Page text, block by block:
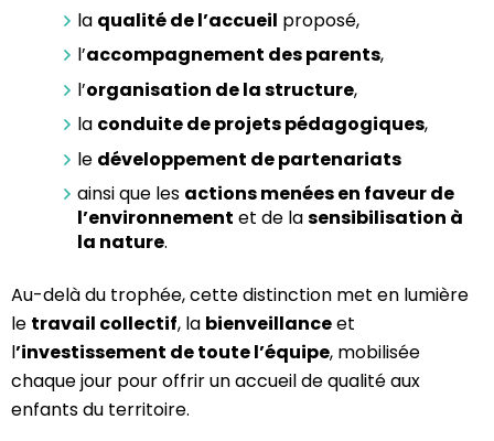
la qualité de l’accueil proposé,
l’accompagnement des parents,
l’organisation de la structure,
la conduite de projets pédagogiques,
le développement de partenariats
ainsi que les actions menées en faveur de
l’environnement et de lasensibilisation à
la nature.
Au-delà du trophée, cette distinction met en lumière
le travail collectif, la bienveillanceet
l’investissement de toute l’équipe, mobilisée
chaque jour pour offrir un accueil de qualité aux
enfants du territoire.